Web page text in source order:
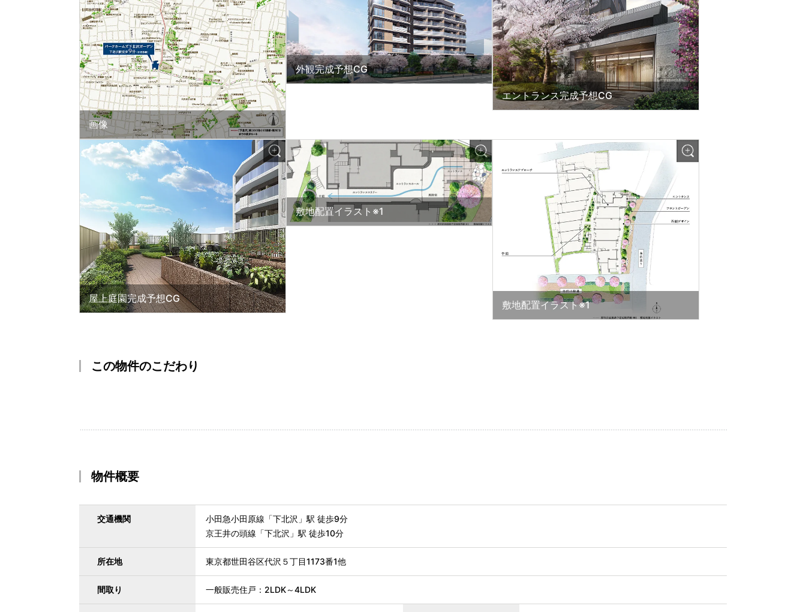
画像
外観完成予想CG
エントランス完成予想CG
屋上庭園完成予想CG
敷地配置イラスト※1
敷地配置イラスト※1
この物件のこだわり
物件概要
交通機関
小田急小田原線「下北沢」駅 徒歩9分
京王井の頭線「下北沢」駅 徒歩10分
所在地 東京都世田谷区代沢５丁目1173番1他
間取り 一般販売住戸：2LDK～4LDK